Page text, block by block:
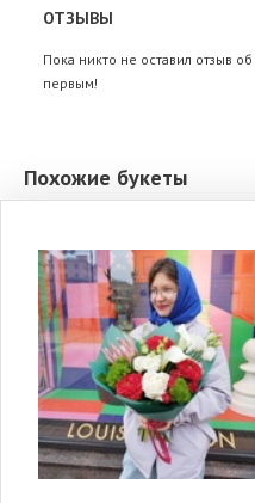
ОТЗЫВЫ
Пока никто не оставил отзыв
первым!
Похожие букеты